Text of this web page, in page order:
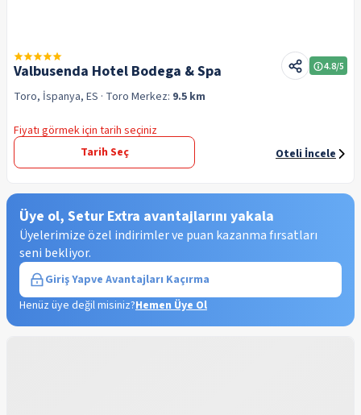
Valbusenda Hotel Bodega & Spa 4.8/5
Toro, İspanya, ES · Toro Merkez: 9.5 km
Fiyatı görmek için tarih seçiniz
Tarih Seç
Oteli İncele
Üye ol, Setur Extra avantajlarını yakala
Üyelerimize özel indirimler ve puan kazanma fırsatları
seni bekliyor.
Giriş Yapve Avantajları Kaçırma
Henüz üye değil misiniz?Hemen Üye Ol